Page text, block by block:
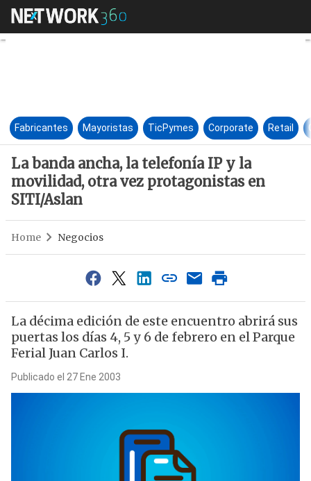
La banda ancha, la telefonía
Fabricantes Mayoristas TicPymes Corporate Retail
La banda ancha, la telefonía IP y la
movilidad, otra vez protagonistas en
SITI/Aslan
Home Negocios
La décima edición de este encuentro abrirá sus
puertas los días 4, 5 y 6 de febrero en el Parque
Ferial Juan Carlos I.
Publicado el 27 Ene 2003